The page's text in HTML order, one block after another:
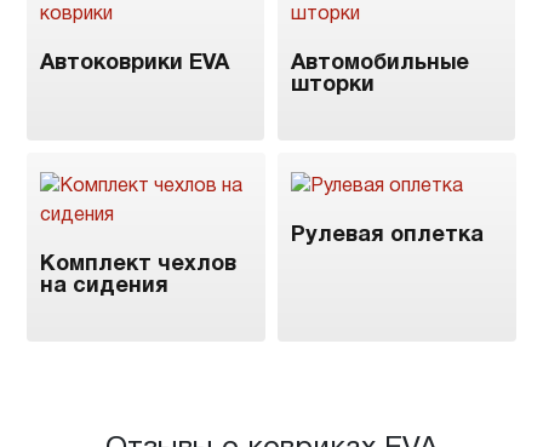
Автоковрики EVA
Автомобильные
шторки
Комплект чехлов
на сидения
Рулевая оплетка